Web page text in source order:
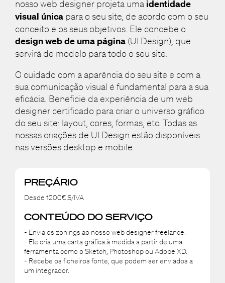
nosso web designer projeta uma identidade
visual única para o seu site, de acordo com o seu
conceito e os seus objetivos. Ele concebe o
design web de uma página (UI Design), que
servirá de modelo para todo o seu site.
O cuidado com a aparência do seu site e com a
sua comunicação visual é fundamental para a sua
eficácia. Beneficie da experiência de um web
designer certificado para criar o universo gráfico
do seu site: layout, cores, formas, etc. Todas as
nossas criações de UI Design estão disponíveis
nas versões desktop e mobile.
PREÇÁRIO
Desde 1200€ S/IVA
CONTEÚDO DO SERVIÇO
- Envia os zonings ao nosso web designer freelance.
- Ele cria uma carta gráfica à medida a partir de uma
ferramenta como o Sketch, Photoshop ou Adobe XD.
- Recebe os ficheiros fonte, que podem ser enviados a
um integrador.